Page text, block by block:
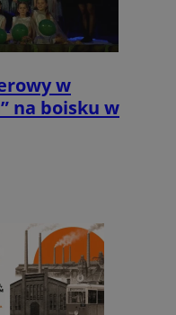
w
na boisku w